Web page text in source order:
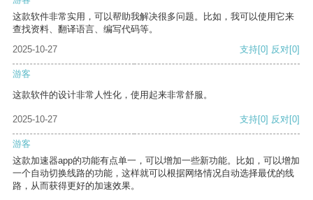
这款软件非常实用，可以帮助我解决很多问题。比如，我可以使用它来
查找资料、翻译语言、编写代码等。
2025-10-27
支持[0] 反对[0]
游客
这款软件的设计非常人性化，使用起来非常舒服。
2025-10-27 支持[0] 反对[0]
游客
这款加速器app的功能有点单一，可以增加一些新功能。比如，可以增加
一个自动切换线路的功能，这样就可以根据网络情况自动选择最优的线
路，从而获得更好的加速效果。